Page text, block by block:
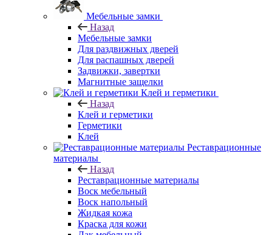
Мебельные замки
Назад
Мебельные замки
Для раздвижных дверей
Для распашных дверей
Задвижки, завертки
Магнитные защелки
Клей и герметики
Назад
Клей и герметики
Герметики
Клей
Реставрационные
материалы
Назад
Реставрационные материалы
Воск мебельный
Воск напольный
Жидкая кожа
Краска для кожи